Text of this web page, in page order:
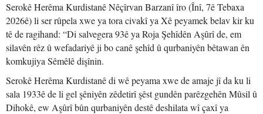
Serokê Herêma Kurdistanê Nêçîrvan Barzanî îro (Înî, 7ê Tebaxa
2026ê) li ser rûpela xwe ya tora civakî ya Xê peyamek belav kir ku
tê de ragihand: “Di salvegera 93ê ya Roja Şehîdên Aşûrî de, em
silavên rêz û wefadariyê ji bo canê şehîd û qurbaniyên bêtawan ên
komkujiya Sêmêlê dişînin.
Serokê Herêma Kurdistanê di wê peyama xwe de amaje jî da ku li
sala 1933ê de li gel şêniyên zêdetirî şêst gundên parêzgehên Mûsil û
Dihokê, ew Aşûrî bûn qurbaniyên destê deshilata wî çaxî ya